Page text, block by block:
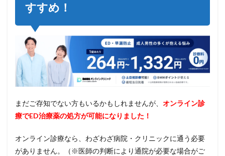
すすめ！
まだご存知でない方もいるかもしれませんが、 オンライン診
療でED治療薬の処方が可能になりました！
オンライン診療なら、わざわざ病院・クリニックに通う必要
がありません。（※医師の判断により通院が必要な場合がご